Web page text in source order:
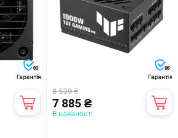
60
Гарантія
96
Гарантія
8 539 ₴
7 885 ₴
В наявності